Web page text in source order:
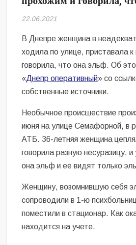
Безугла закликає валити Сирського
сучасну моду
Командувач ВМС Неїжпапа закликав не
навколо керівництва армії
22.06.2021
В Днепре женщина в
ходила по улице, приставала
говорила, что она эльф. Об
«Днепр оперативный» со
собственные источники.
Необычное происшествие
июня на улице Семафорной, в
АТБ. 36-летняя женщина
говорила разную несуразицу,
она эльф и ее видят только
Женщину, возомнившую себя
сопроводили в 1-ю
поместили в стационар. Как
находится на учете.